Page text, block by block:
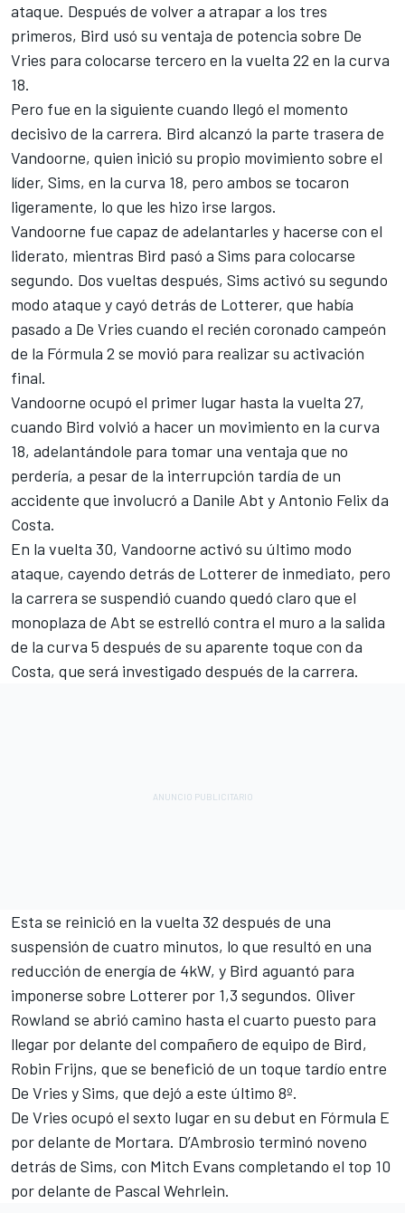
ataque. Después de volver a atrapar a los tres
primeros, Bird usó su ventaja de potencia sobre De
Vries para colocarse tercero en la vuelta 22 en la curva
18.
Pero fue en la siguiente cuando llegó el momento
decisivo de la carrera. Bird alcanzó la parte trasera de
Vandoorne, quien inició su propio movimiento sobre el
líder, Sims, en la curva 18, pero ambos se tocaron
ligeramente, lo que les hizo irse largos.
Vandoorne fue capaz de adelantarles y hacerse con el
liderato, mientras Bird pasó a Sims para colocarse
segundo. Dos vueltas después, Sims activó su segundo
modo ataque y cayó detrás de Lotterer, que había
pasado a De Vries cuando el recién coronado campeón
de la Fórmula 2 se movió para realizar su activación
final.
Vandoorne ocupó el primer lugar hasta la vuelta 27,
cuando Bird volvió a hacer un movimiento en la curva
18, adelantándole para tomar una ventaja que no
perdería, a pesar de la interrupción tardía de un
accidente que involucró a Danile Abt y Antonio Felix da
Costa.
En la vuelta 30, Vandoorne activó su último modo
ataque, cayendo detrás de Lotterer de inmediato, pero
la carrera se suspendió cuando quedó claro que el
monoplaza de Abt se estrelló contra el muro a la salida
de la curva 5 después de su aparente toque con da
Costa, que será investigado después de la carrera.
Esta se reinició en la vuelta 32 después de una
suspensión de cuatro minutos, lo que resultó en una
reducción de energía de 4kW, y Bird aguantó para
imponerse sobre Lotterer por 1,3 segundos. Oliver
Rowland se abrió camino hasta el cuarto puesto para
llegar por delante del compañero de equipo de Bird,
Robin Frijns, que se benefició de un toque tardío entre
De Vries y Sims, que dejó a este último 8º.
De Vries ocupó el sexto lugar en su debut en Fórmula E
por delante de Mortara. D’Ambrosio terminó noveno
detrás de Sims, con Mitch Evans completando el top 10
por delante de Pascal Wehrlein.